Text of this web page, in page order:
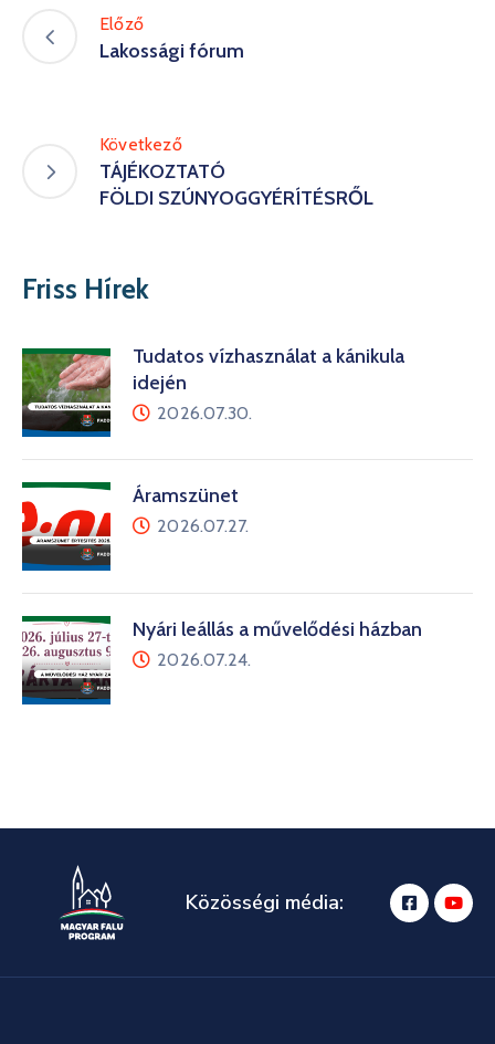
Előző
Lakossági fórum
Következő
TÁJÉKOZTATÓ
FÖLDI SZÚNYOGGYÉRÍTÉSRŐL
Friss Hírek
Tudatos vízhasználat a kánikula
idején
2026.07.30.
Áramszünet
2026.07.27.
Nyári leállás a művelődési házban
2026.07.24.
Közösségi média: